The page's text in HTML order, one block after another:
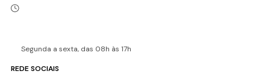
Segunda a sexta, das 08h às 17h
REDE SOCIAIS